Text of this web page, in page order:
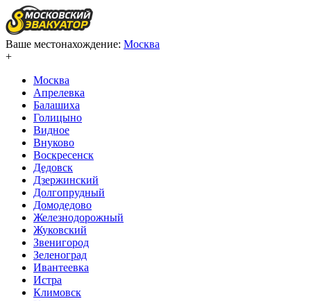
Ваше местонахождение: Москва
+
Москва
Апрелевка
Балашиха
Голицыно
Видное
Внуково
Воскресенск
Дедовск
Дзержинский
Долгопрудный
Домодедово
Железнодорожный
Жуковский
Звенигород
Зеленоград
Ивантеевка
Истра
Климовск